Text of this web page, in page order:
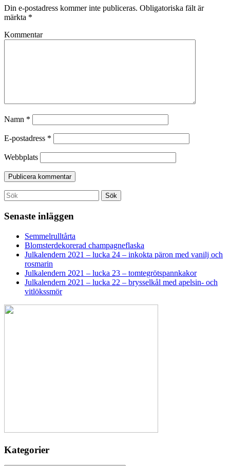
Din e-postadress kommer inte publiceras. Obligatoriska fält är
märkta *
Kommentar
Namn *
E-postadress *
Webbplats
Search
for:
Sök
Senaste inläggen
Semmelrulltårta
Blomsterdekorerad champagneflaska
Julkalendern 2021 – lucka 24 – inkokta päron med vanilj och
rosmarin
Julkalendern 2021 – lucka 23 – tomtegrötspannkakor
Julkalendern 2021 – lucka 22 – brysselkål med apelsin- och
vitlökssmör
Kategorier